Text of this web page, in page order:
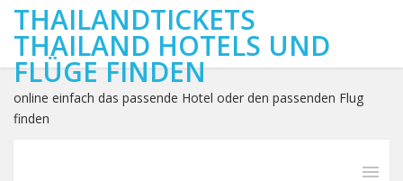
THAILANDTICKETS
THAILAND HOTELS UND
FLÜGE FINDEN
online einfach das passende Hotel oder den passenden Flug
finden